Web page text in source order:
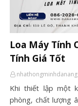
Loa Máy Tính
Tính Giá Tốt
nhathongminhdanang
Khi thiết lập một
phòng, chất lượng